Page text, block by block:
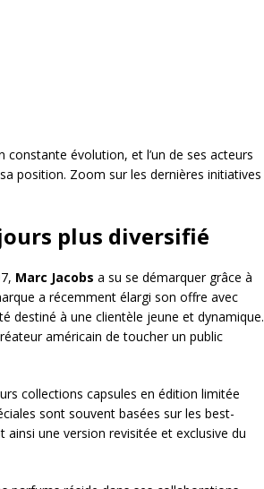
évolution, et l’un de ses acteurs
position. Zoom sur les dernières initiatives
plus diversifié
Marc Jacobs a su se démarquer grâce à
a récemment élargi son offre avec
destiné à une clientèle jeune et dynamique.
américain de toucher un public
collections capsules en édition limitée
sont souvent basées sur les best-
une version revisitée et exclusive du